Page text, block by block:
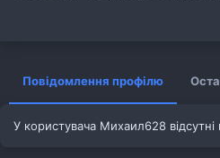
Повідомлення профілю
У користувача Михаил628